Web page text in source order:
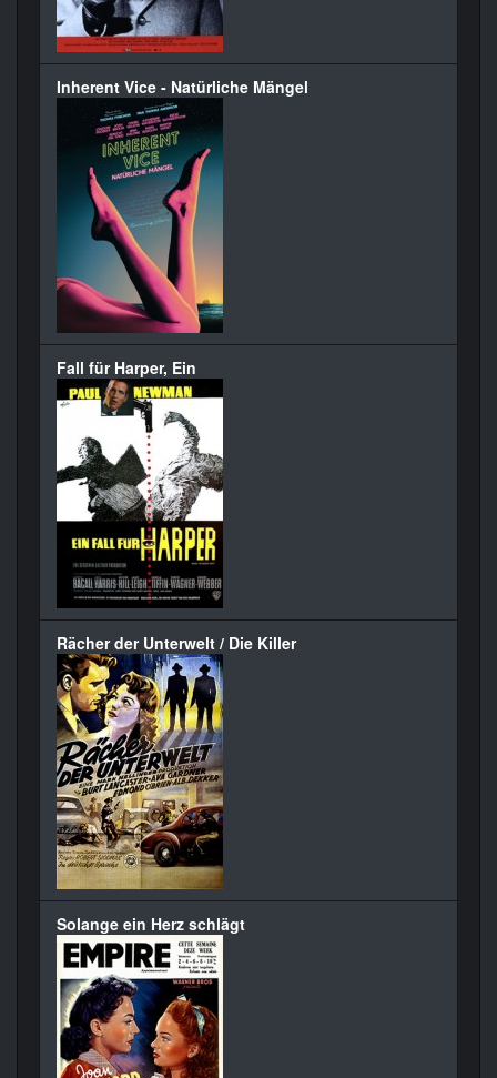
Inherent Vice - Natürliche Mängel
Fall für Harper, Ein
Rächer der Unterwelt / Die Killer
Solange ein Herz schlägt